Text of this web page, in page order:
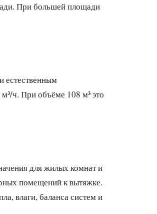
При большей площади
естественным
ч. При объёме 108 м³ это
для жилых комнат и
помещений к вытяжке.
влаги, баланса систем и